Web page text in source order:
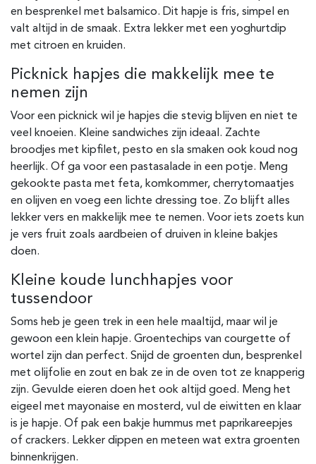
en besprenkel met balsamico. Dit hapje is fris, simpel en
valt altijd in de smaak. Extra lekker met een yoghurtdip
met citroen en kruiden.
Picknick hapjes die makkelijk mee te
nemen zijn
Voor een picknick wil je hapjes die stevig blijven en niet te
veel knoeien. Kleine sandwiches zijn ideaal. Zachte
broodjes met kipfilet, pesto en sla smaken ook koud nog
heerlijk. Of ga voor een pastasalade in een potje. Meng
gekookte pasta met feta, komkommer, cherrytomaatjes
en olijven en voeg een lichte dressing toe. Zo blijft alles
lekker vers en makkelijk mee te nemen. Voor iets zoets kun
je vers fruit zoals aardbeien of druiven in kleine bakjes
doen.
Kleine koude lunchhapjes voor
tussendoor
Soms heb je geen trek in een hele maaltijd, maar wil je
gewoon een klein hapje. Groentechips van courgette of
wortel zijn dan perfect. Snijd de groenten dun, besprenkel
met olijfolie en zout en bak ze in de oven tot ze knapperig
zijn. Gevulde eieren doen het ook altijd goed. Meng het
eigeel met mayonaise en mosterd, vul de eiwitten en klaar
is je hapje. Of pak een bakje hummus met paprikareepjes
of crackers. Lekker dippen en meteen wat extra groenten
binnenkrijgen.